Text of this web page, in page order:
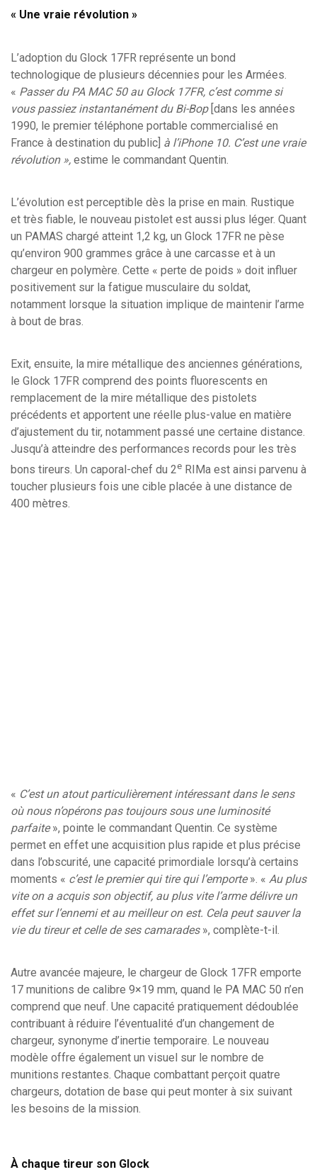
« Une vraie révolution »
L’adoption du Glock 17FR représente un bond
technologique de plusieurs décennies pour les Armées.
« Passer du PA MAC 50 au Glock 17FR, c’est comme si
vous passiez instantanément du Bi-Bop[dans les années
1990, le premier téléphone portable commercialisé en
France à destination du public] à l’iPhone 10. C’est une vraie
révolution », estime le commandant Quentin.
L’évolution est perceptible dès la prise en main. Rustique
et très fiable, le nouveau pistolet est aussi plus léger. Quant
un PAMAS chargé atteint 1,2 kg, un Glock 17FR ne pèse
qu’environ 900 grammes grâce à une carcasse et à un
chargeur en polymère. Cette « perte de poids » doit influer
positivement sur la fatigue musculaire du soldat,
notamment lorsque la situation implique de maintenir l’arme
à bout de bras.
Exit, ensuite, la mire métallique des anciennes générations,
le Glock 17FR comprend des points fluorescents en
remplacement de la mire métallique des pistolets
précédents et apportent une réelle plus-value en matière
d’ajustement du tir, notamment passé une certaine distance.
Jusqu’à atteindre des performances records pour les très
bons tireurs. Un caporal-chef du 2e RIMa est ainsi parvenu à
toucher plusieurs fois une cible placée à une distance de
400 mètres.
« C’est un atout particulièrement intéressant dans le sens
où nous n’opérons pas toujours sous une luminosité
parfaite», pointe le commandant Quentin. Ce système
permet en effet une acquisition plus rapide et plus précise
dans l’obscurité, une capacité primordiale lorsqu’à certains
moments « c’est le premier qui tire qui l’emporte». « Au plus
vite on a acquis son objectif, au plus vite l’arme délivre un
effet sur l’ennemi et au meilleur on est. Cela peut sauver la
vie du tireur et celle de ses camarades», complète-t-il.
Autre avancée majeure, le chargeur de Glock 17FR emporte
17 munitions de calibre 9×19 mm, quand le PA MAC 50 n’en
comprend que neuf. Une capacité pratiquement dédoublée
contribuant à réduire l’éventualité d’un changement de
chargeur, synonyme d’inertie temporaire. Le nouveau
modèle offre également un visuel sur le nombre de
munitions restantes. Chaque combattant perçoit quatre
chargeurs, dotation de base qui peut monter à six suivant
les besoins de la mission.
À chaque tireur son Glock